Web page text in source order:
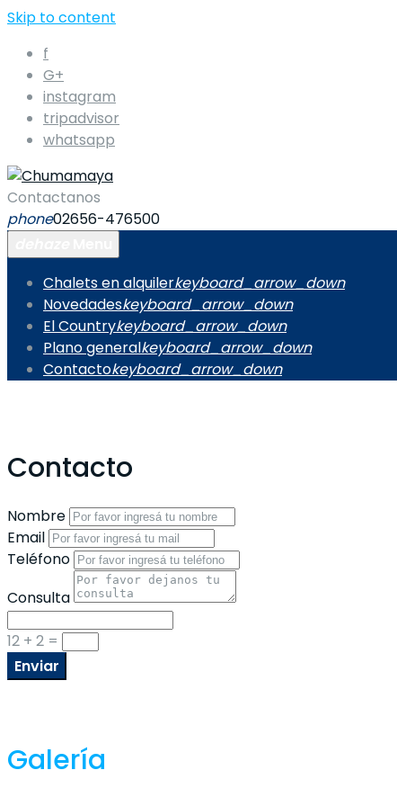
Skip to content
f
G+
instagram
tripadvisor
whatsapp
Contactanos
phone02656-476500
Chalets en alquilerkeyboard_arrow_down
Novedadeskeyboard_arrow_down
El Countrykeyboard_arrow_down
Plano generalkeyboard_arrow_down
Contactokeyboard_arrow_down
Contacto
Nombre
Email
Teléfono
Consulta
12 + 2 =
Enviar
Galería